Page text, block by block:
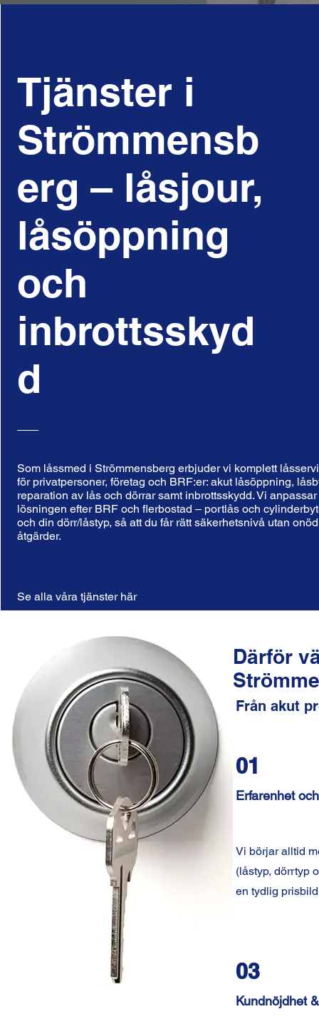
Tjänster i
Strömmensb
erg – låsjour,
låsöppning
och
inbrottsskyd
d
Som låssmed i Strömmensberg erbjuder vi komplett
för privatpersoner, företag och BRF:er: akut låsöppning,
reparation av lås och dörrar samt inbrottsskydd. Vi anpassar
lösningen efter BRF och flerbostad – portlås och
och din dörr/låstyp, så att du får rätt säkerhetsnivå utan
åtgärder.
Se alla våra tjänster här
Därför
Från akut
01
Erfarenhet
Vi börjar alltid
(låstyp, dörrtyp
en tydlig
03
Kundnöjdhet